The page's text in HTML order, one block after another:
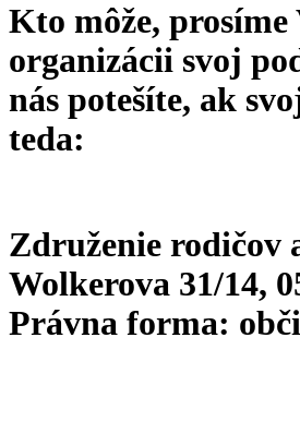
Kto môže,
organizácii svoj
nás potešíte, ak
teda:
Združenie rodičov
Wolkerova 31/14,
Právna forma: